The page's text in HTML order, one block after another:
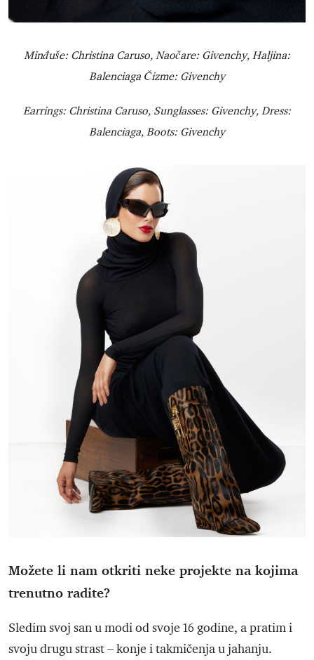
Minđuše: Christina Caruso, Naočare: Givenchy, Haljina:
Balenciaga Čizme: Givenchy
Earrings: Christina Caruso, Sunglasses: Givenchy, Dress:
Balenciaga, Boots: Givenchy
Možete li nam otkriti neke projekte na kojima
trenutno radite?
Sledim svoj san u modi od svoje 16 godine, a pratim i
svoju drugu strast – konje i takmičenja u jahanju.